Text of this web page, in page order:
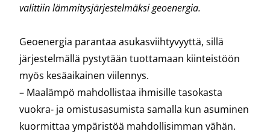
valittiin lämmitysjärjestelmäksi geoenergia.
Geoenergia parantaa asukasviihtyvyyttä, sillä
järjestelmällä pystytään tuottamaan kiinteistöön
myös kesäaikainen viilennys.
– Maalämpö mahdollistaa ihmisille tasokasta
vuokra- ja omistusasumista samalla kun asuminen
kuormittaa ympäristöä mahdollisimman vähän.